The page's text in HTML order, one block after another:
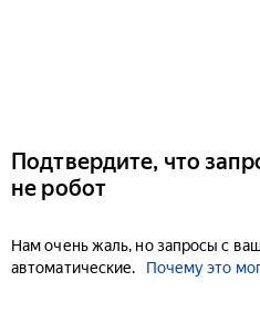
Подтвердите, что
не робот
Нам очень жаль, но запросы с
автоматические.
Почему это